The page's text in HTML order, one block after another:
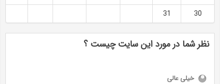
30
31
نظر شما در مورد این سایت چیست ؟
خیلی عالی